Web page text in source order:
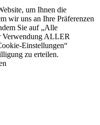
um Ihnen die
wir uns an Ihre Präferenzen
Sie auf „Alle
Verwendung ALLER
Einstellungen“
zu erteilen.